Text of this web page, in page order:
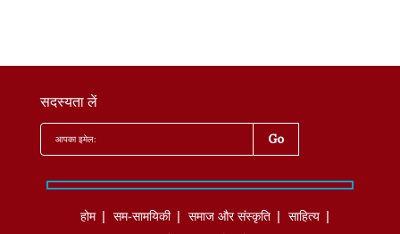
सदस्यता लें
होम सम-सामयिकी समाज और संस्कृति
साहित्‍य